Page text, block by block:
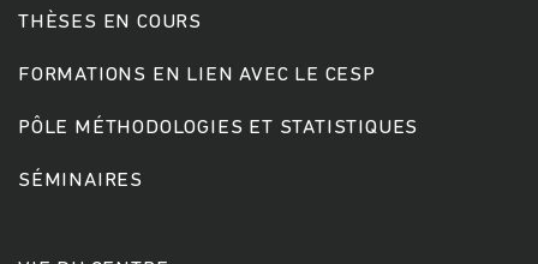
THÈSES EN COURS
FORMATIONS EN LIEN AVEC LE CESP
PÔLE MÉTHODOLOGIES ET STATISTIQUES
SÉMINAIRES